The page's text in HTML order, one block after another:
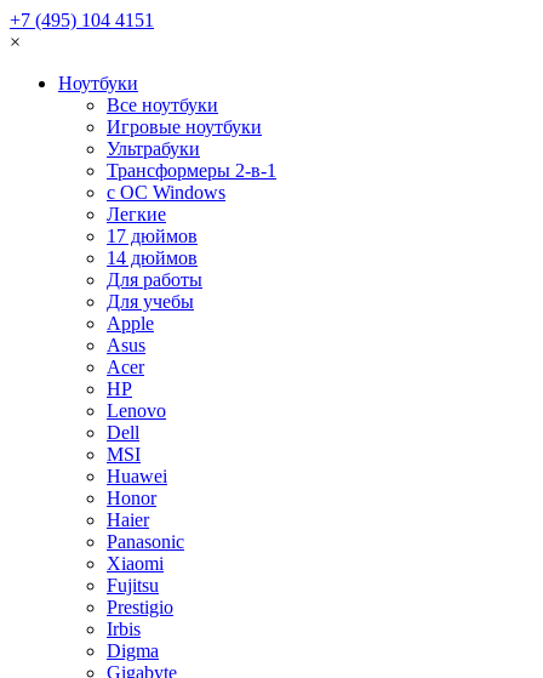
+7 (495) 104 4151
×
Ноутбуки
Все ноутбуки
Игровые ноутбуки
Ультрабуки
Трансформеры 2-в-1
с ОС Windows
Легкие
17 дюймов
14 дюймов
Для работы
Для учебы
Apple
Asus
Acer
HP
Lenovo
Dell
MSI
Huawei
Honor
Haier
Panasonic
Xiaomi
Fujitsu
Prestigio
Irbis
Digma
Gigabyte